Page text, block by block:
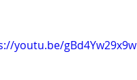
youtu.be/gBd4Yw29x9w